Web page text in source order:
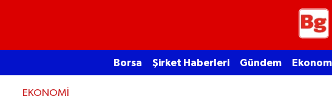
Borsa Şirket Haberleri Gündem
EKONOMI
Ekonomi